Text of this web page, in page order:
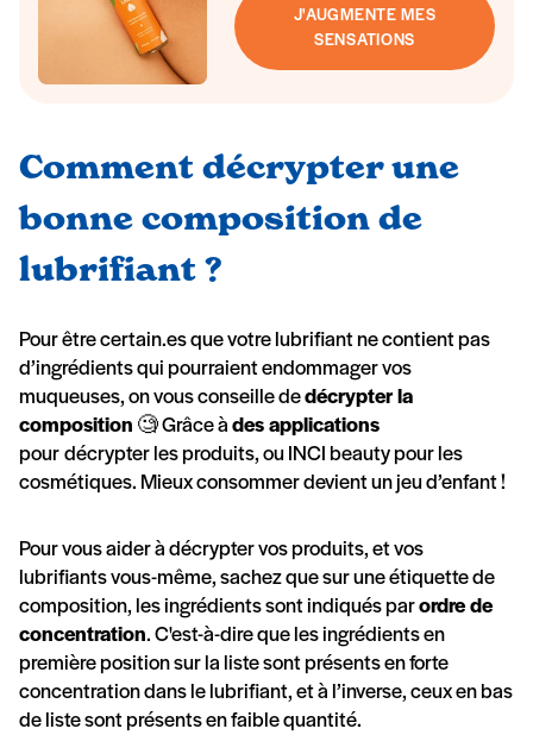
J'AUGMENTE MES
SENSATIONS
Comment décrypter une
bonne composition de
lubrifiant ?
Pour être certain.es que votre lubrifiant ne contient pas
d’ingrédients qui pourraient endommager vos
muqueuses, on vous conseille dedécrypter la
composition 🧐 Grâce àdes applications
pourdécrypter les produits, ou INCI beauty pour les
cosmétiques. Mieux consommer devient un jeu d’enfant !
Pour vous aider à décrypter vos produits, et vos
lubrifiants vous-même, sachez que sur une étiquette de
composition, les ingrédients sont indiqués parordre de
concentration. C'est-à-dire que les ingrédients en
première position sur la liste sont présents en forte
concentration dans le lubrifiant, et à l’inverse, ceux en bas
de liste sont présents en faible quantité.